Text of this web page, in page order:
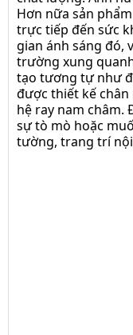
Hơn nữa sản
trực tiếp đến sức
gian ánh sáng đó,
trường xung
tạo tương tự như
được thiết kế
hệ ray nam châm.
sự tò mò hoặc
tường, trang trí